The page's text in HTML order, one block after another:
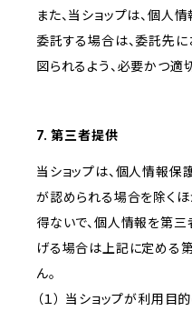
また、当ショップは、個人
委託する場合は、委託先
図られるよう、必要かつ適
7. 第三者提供
当ショップは、個人情報
が認められる場合を除く
得ないで、個人情報を第三
げる場合は上記に定める
ん。
（１） 当ショップが利用